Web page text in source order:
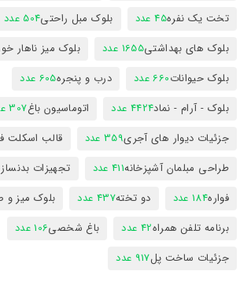
تخت یک نفره45 عدد بلوک مبل راحتی504 عدد
بلوک های بهداشتی1655 عدد بلوک میز ناهار
بلوک حیوانات660 عدد درب و پنجره605 عدد
بلوک - آرام - نماد4424 عدد اتوماسیون باغ307 عدد
جزئیات دیوار های آجری359 عدد قالب اسکلت
طراحی مبلمان آشپزخانه411 عدد تجهیزات
فواره184 عدد دو تخته437 عدد بلوک میز و
برنامه تلفن همراه42 عدد باغ شخصی106 عدد
جزئیات ساخت پل917 عدد